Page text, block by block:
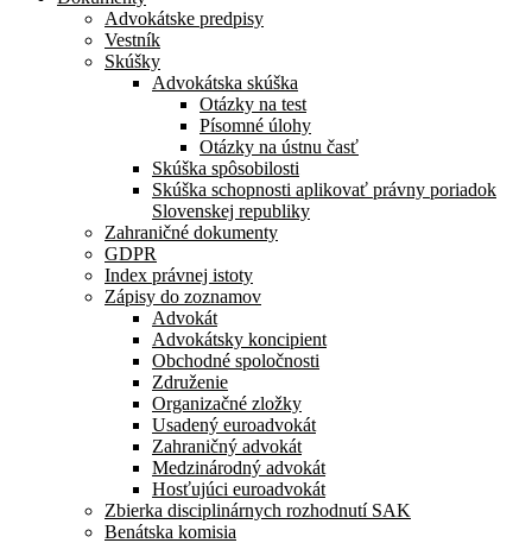
Advokátske predpisy
Vestník
Skúšky
Advokátska skúška
Otázky na test
Písomné úlohy
Otázky na ústnu časť
Skúška spôsobilosti
Skúška schopnosti aplikovať právny poriadok
Slovenskej republiky
Zahraničné dokumenty
GDPR
Index právnej istoty
Zápisy do zoznamov
Advokát
Advokátsky koncipient
Obchodné spoločnosti
Združenie
Organizačné zložky
Usadený euroadvokát
Zahraničný advokát
Medzinárodný advokát
Hosťujúci euroadvokát
Zbierka disciplinárnych rozhodnutí SAK
Benátska komisia